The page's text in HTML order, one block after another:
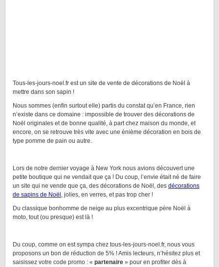
Tous-les-jours-noel.fr est un site de vente de décorations de Noël à
mettre dans son sapin !
Nous sommes (enfin surtout elle) partis du constat qu’en France, rien
n’existe dans ce domaine : impossible de trouver des décorations de
Noël originales et de bonne qualité, à part chez maison du monde, et
encore, on se retrouve très vite avec une énième décoration en bois de
type pomme de pain ou autre.
Lors de notre dernier voyage à New York nous avions découvert une
petite boutique qui ne vendait que ça ! Du coup, l’envie était né de faire
un site qui ne vende que ça, des décorations de Noël, des décorations
de sapins de Noël , jolies, en verres, et pas trop cher !
Du classique bonhomme de neige au plus excentrique père Noël à
moto, tout (ou presque) est là !
Du coup, comme on est sympa chez tous-les-jours-noel.fr, nous vous
proposons un bon de réduction de 5% ! Amis lecteurs, n’hésitez plus et
saisissez votre code promo : « partenaire » pour en profiter dès à